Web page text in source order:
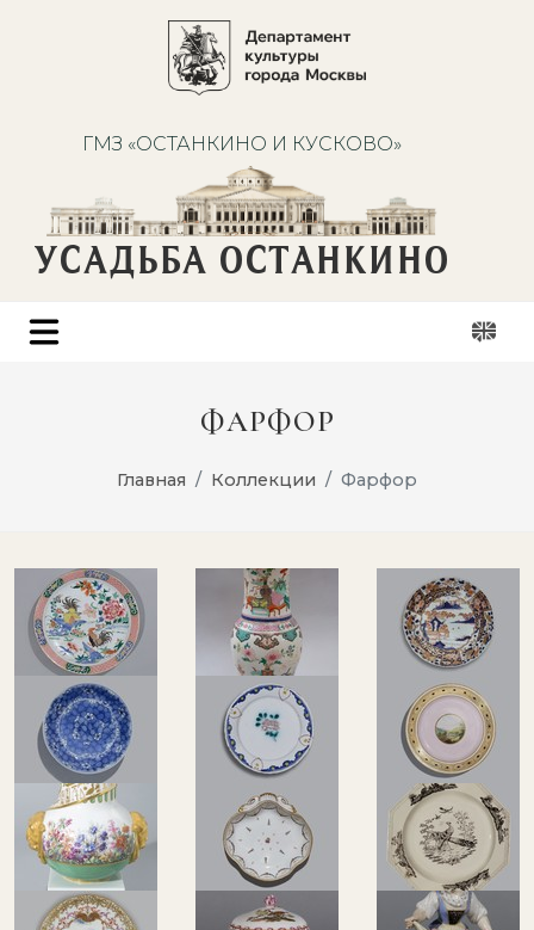
ГМЗ «ОСТАНКИНО И КУСКОВО»
УСАДЬБА ОСТАНКИНО
ФАРФОР
Главная Коллекции Фарфор